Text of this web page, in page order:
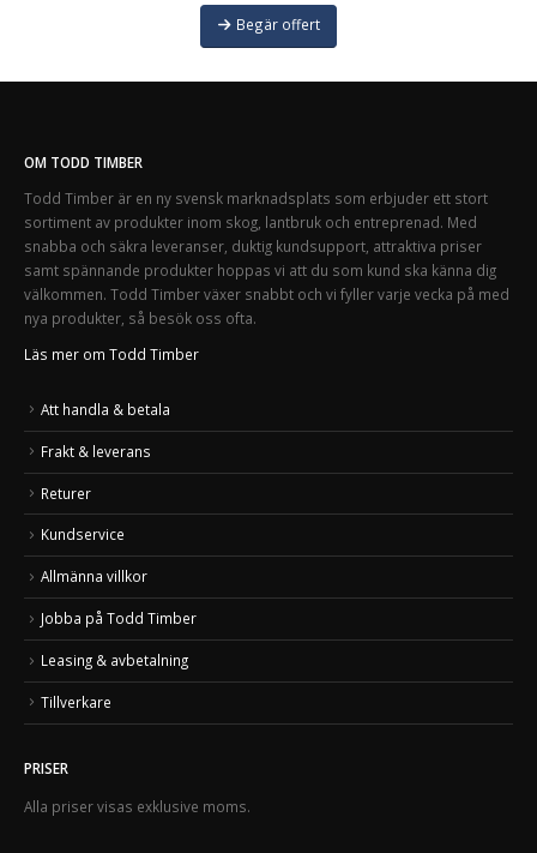
Begär offert
OM TODD TIMBER
Todd Timber är en ny svensk marknadsplats som erbjuder ett stort
sortiment av produkter inom skog, lantbruk och entreprenad. Med
snabba och säkra leveranser, duktig kundsupport, attraktiva priser
samt spännande produkter hoppas vi att du som kund ska känna dig
välkommen. Todd Timber växer snabbt och vi fyller varje vecka på med
nya produkter, så besök oss ofta.
Läs mer om Todd Timber
Att handla & betala
Frakt & leverans
Returer
Kundservice
Allmänna villkor
Jobba på Todd Timber
Leasing & avbetalning
Tillverkare
PRISER
Alla priser visas exklusive moms.